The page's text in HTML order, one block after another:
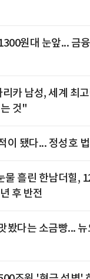
원대 눈앞... 금
리카 남성, 세계 최
것"
이 됐다... 정성호
물 흘린 한남더힐,
후 반전
봤다는 소금빵...